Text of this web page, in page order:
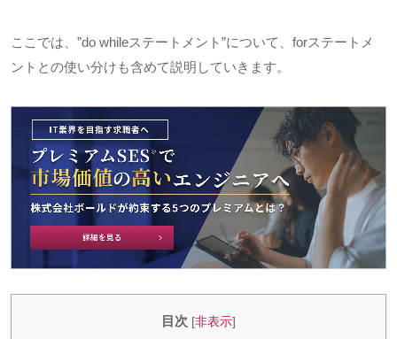
ここでは、 ”do whileステートメント ”について、 forステートメ
ントとの使い分けも含めて説明していきます。
目次 [非表示]